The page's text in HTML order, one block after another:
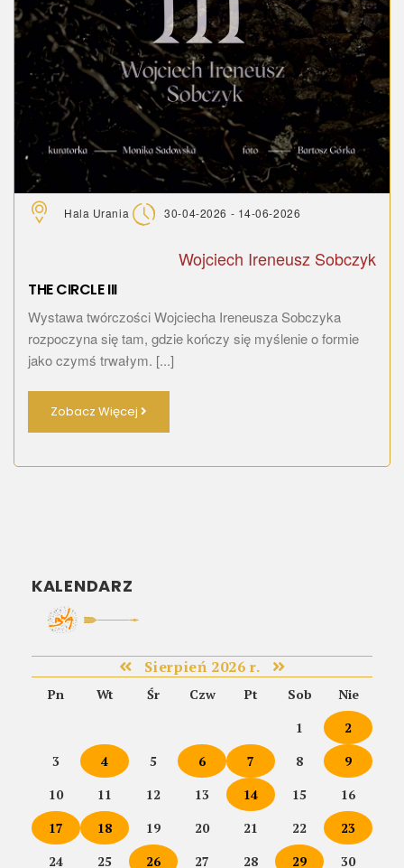
Hala Urania 30-04-2026 - 14-06-2026
Wojciech Ireneusz Sobczyk
THE CIRCLE III
Wystawa twórczości Wojciecha Ireneusza Sobczyka
rozpoczyna się tam, gdzie kończy się myślenie o formie
jako czymś trwałym. [...]
Zobacz Więcej
KALENDARZ
Sierpień 2026 r.
Pn Wt Śr Czw Pt Sob
Nie
1
2
3
4 5 6 7 8
9
10
11 12 13 14 15
16
17
18 19 20 21 22
23
24
25 26 27 28 29 30